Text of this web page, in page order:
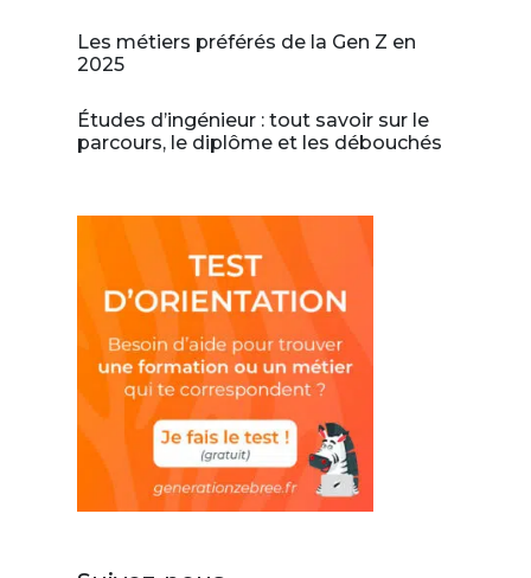
Les métiers préférés de la Gen Z en
2025
Études d’ingénieur : tout savoir sur le
parcours, le diplôme et les débouchés